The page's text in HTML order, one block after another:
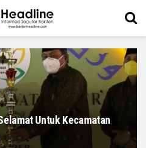
Untuk Kecamatan